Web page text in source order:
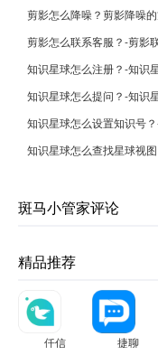
剪影怎么降噪？剪影降噪
剪影怎么联系客服？-剪影
知识星球怎么注册？-知识
知识星球怎么提问？-知识
知识星球怎么设置知识号
知识星球怎么查找星球视
斑马小管家评论
精品推荐
仟信 捷聊